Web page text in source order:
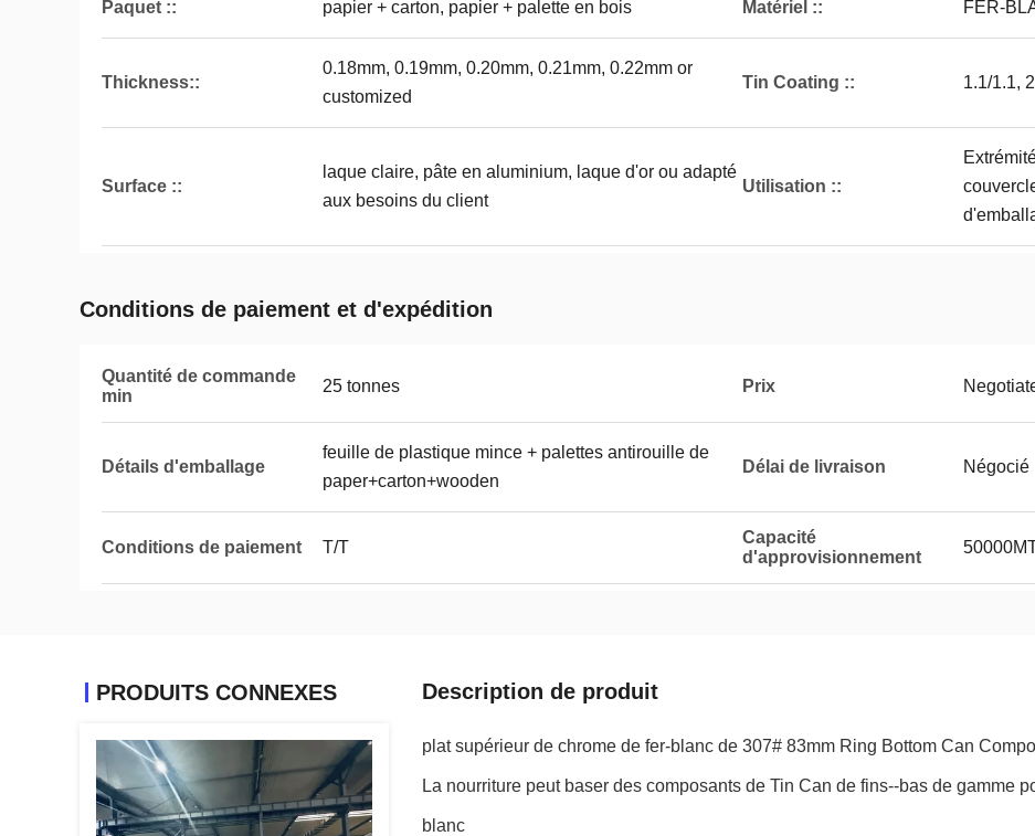
Paquet :: papier + carton, papier + palette en bois Matériel :: FER-
Thickness::
0.18mm, 0.19mm, 0.20mm, 0.21mm, 0.22mm or
customized
Tin Coating :: 1.1/1.1,
Surface ::
laque claire, pâte en aluminium, laque d'or ou adapté
aux besoins du client
Utilisation ::
Conditions de paiement et d'expédition
Quantité de commande
min
25 tonnes Prix
Détails d'emballage
feuille de plastique mince + palettes antirouille de
paper+carton+wooden
Délai de livraison Négocié
Conditions de paiement T/T
Capacité
d'approvisionnement
PRODUITS CONNEXES Description de produit
plat supérieur de chrome de fer-blanc de 307# 83mm Ring Bottom Can
La nourriture peut baser des composants de Tin Can de fins--bas de gamme
blanc